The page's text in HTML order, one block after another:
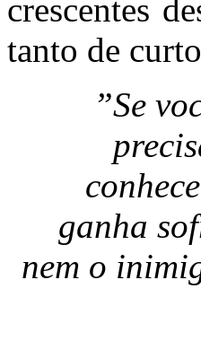
crescentes
tanto de
”Se
ganha
nem o